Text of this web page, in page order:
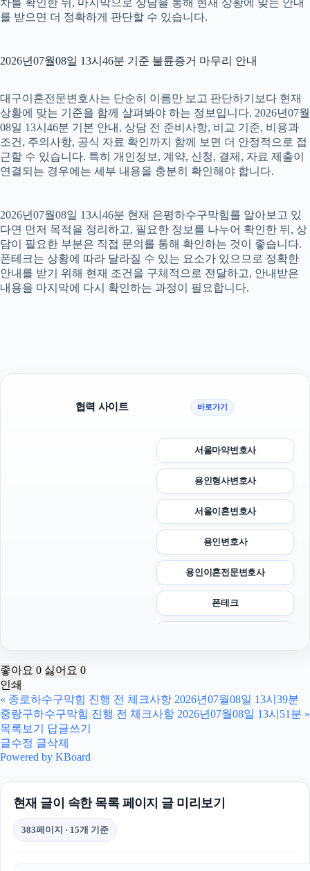
차를 확인한 뒤, 마지막으로 상담을 통해 현재 상황에 맞는 안내
를 받으면 더 정확하게 판단할 수 있습니다.
2026년07월08일 13시46분 기준 불륜증거 마무리 안내
대구이혼전문변호사는 단순히 이름만 보고 판단하기보다 현재
상황에 맞는 기준을 함께 살펴봐야 하는 정보입니다. 2026년07월
08일 13시46분 기본 안내, 상담 전 준비사항, 비교 기준, 비용과
조건, 주의사항, 공식 자료 확인까지 함께 보면 더 안정적으로 접
근할 수 있습니다. 특히 개인정보, 계약, 신청, 결제, 자료 제출이
연결되는 경우에는 세부 내용을 충분히 확인해야 합니다.
2026년07월08일 13시46분 현재 은평하수구막힘를 알아보고 있
다면 먼저 목적을 정리하고, 필요한 정보를 나누어 확인한 뒤, 상
담이 필요한 부분은 직접 문의를 통해 확인하는 것이 좋습니다.
폰테크는 상황에 따라 달라질 수 있는 요소가 있으므로 정확한
안내를 받기 위해 현재 조건을 구체적으로 전달하고, 안내받은
내용을 마지막에 다시 확인하는 과정이 필요합니다.
협력 사이트 바로가기
서울마약변호사
용인형사변호사
서울이혼변호사
용인변호사
용인이혼전문변호사
폰테크
수원이혼전문변호사
좋아요 0 싫어요 0
인쇄
« 종로하수구막힘 진행 전 체크사항 2026년07월08일 13시39분
중랑구하수구막힘 진행 전 체크사항 2026년07월08일 13시51분 »
목록보기
답글쓰기
글수정 글삭제
Powered by KBoard
현재 글이 속한 목록 페이지 글 미리보기
383페이지 · 15개 기준